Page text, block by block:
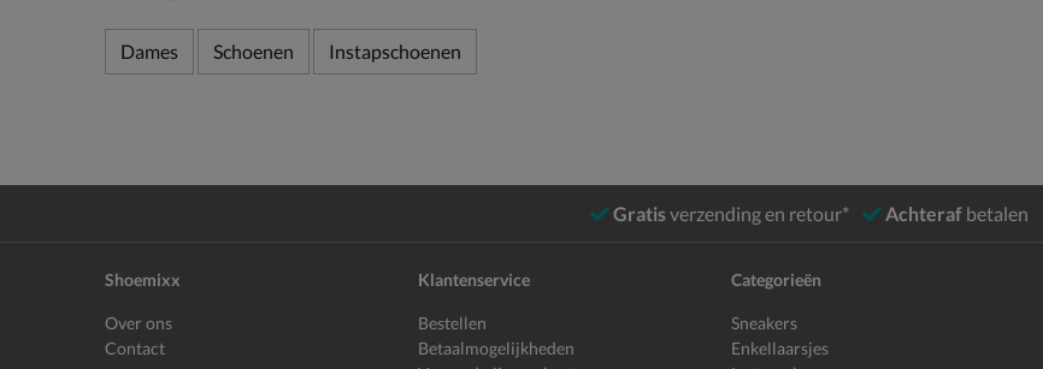
Dames Schoenen Instapschoenen
Gratisverzending en retour* Achteraf betalen
Shoemixx
Over ons
Contact
Klantenservice
Bestellen
Betaalmogelijkheden
Categorieën
Sneakers
Enkellaarsjes